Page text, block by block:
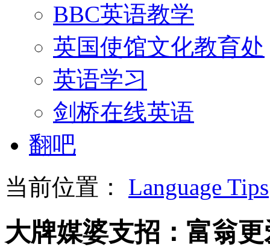
BBC英语教学
英国使馆文化教育处
英语学习
剑桥在线英语
翻吧
当前位置： Language Tips
大牌媒婆支招：富翁